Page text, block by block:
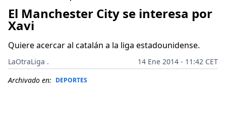
El Manchester City se interesa por
Xavi
Quiere acercar al catalán a la liga estadounidense.
LaOtraLiga .
14 Ene 2014 - 11:42 CET
Archivado en: DEPORTES